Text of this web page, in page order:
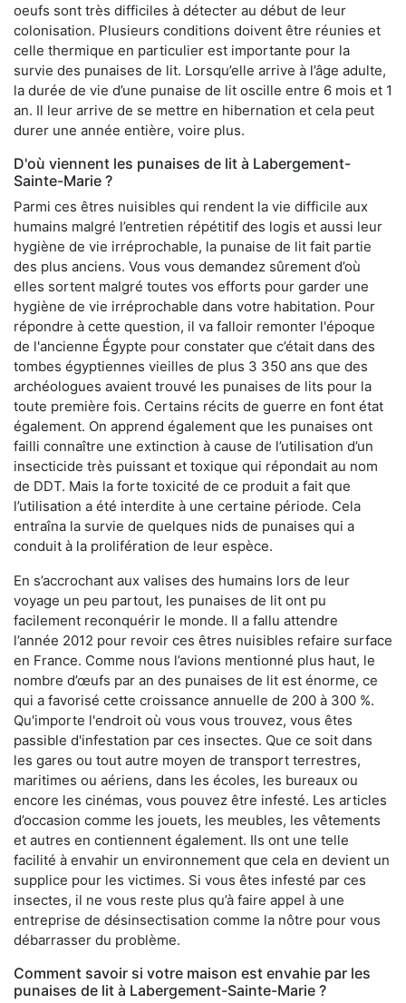
oeufs sont très difficiles à détecter au début de leur
colonisation. Plusieurs conditions doivent être réunies et
celle thermique en particulier est importante pour la
survie des punaises de lit. Lorsqu’elle arrive à l’âge adulte,
la durée de vie d’une punaise de lit oscille entre 6 mois et 1
an. Il leur arrive de se mettre en hibernation et cela peut
durer une année entière, voire plus.
D'où viennent les punaises de lit à Labergement-
Sainte-Marie ?
Parmi ces êtres nuisibles qui rendent la vie difficile aux
humains malgré l’entretien répétitif des logis et aussi leur
hygiène de vie irréprochable, la punaise de lit fait partie
des plus anciens. Vous vous demandez sûrement d’où
elles sortent malgré toutes vos efforts pour garder une
hygiène de vie irréprochable dans votre habitation. Pour
répondre à cette question, il va falloir remonter l'époque
de l'ancienne Égypte pour constater que c’était dans des
tombes égyptiennes vieilles de plus 3 350 ans que des
archéologues avaient trouvé les punaises de lits pour la
toute première fois. Certains récits de guerre en font état
également. On apprend également que les punaises ont
failli connaître une extinction à cause de l’utilisation d’un
insecticide très puissant et toxique qui répondait au nom
de DDT. Mais la forte toxicité de ce produit a fait que
l’utilisation a été interdite à une certaine période. Cela
entraîna la survie de quelques nids de punaises qui a
conduit à la prolifération de leur espèce.
En s’accrochant aux valises des humains lors de leur
voyage un peu partout, les punaises de lit ont pu
facilement reconquérir le monde. Il a fallu attendre
l’année 2012 pour revoir ces êtres nuisibles refaire surface
en France. Comme nous l’avions mentionné plus haut, le
nombre d’œufs par an des punaises de lit est énorme, ce
qui a favorisé cette croissance annuelle de 200 à 300 %.
Qu'importe l'endroit où vous vous trouvez, vous êtes
passible d'infestation par ces insectes. Que ce soit dans
les gares ou tout autre moyen de transport terrestres,
maritimes ou aériens, dans les écoles, les bureaux ou
encore les cinémas, vous pouvez être infesté. Les articles
d’occasion comme les jouets, les meubles, les vêtements
et autres en contiennent également. Ils ont une telle
facilité à envahir un environnement que cela en devient un
supplice pour les victimes. Si vous êtes infesté par ces
insectes, il ne vous reste plus qu’à faire appel à une
entreprise de désinsectisation comme la nôtre pour vous
débarrasser du problème.
Comment savoir si votre maison est envahie par les
punaises de lit à Labergement-Sainte-Marie ?